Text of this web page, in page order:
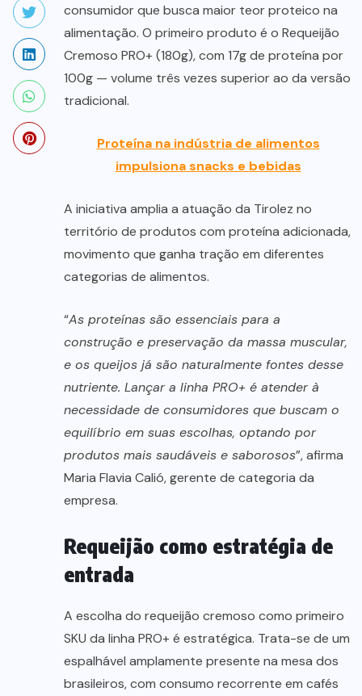
consumidor que busca maior teor proteico na
alimentação. O primeiro produto é o Requeijão
Cremoso PRO+ (180g), com 17g de proteína por
100g — volume três vezes superior ao da versão
tradicional.
Proteína na indústria de alimentos
impulsiona snacks e bebidas
A iniciativa amplia a atuação da Tirolez no
território de produtos com proteína adicionada,
movimento que ganha tração em diferentes
categorias de alimentos.
“As proteínas são essenciais para a
construção e preservação da massa muscular,
e os queijos já são naturalmente fontes desse
nutriente. Lançar a linha PRO+ é atender à
necessidade de consumidores que buscam o
equilíbrio em suas escolhas, optando por
produtos mais saudáveis e saborosos”, afirma
Maria Flavia Calió, gerente de categoria da
empresa.
Requeijão como estratégia de
entrada
A escolha do requeijão cremoso como primeiro
SKU da linha PRO+ é estratégica. Trata-se de um
espalhável amplamente presente na mesa dos
brasileiros, com consumo recorrente em cafés